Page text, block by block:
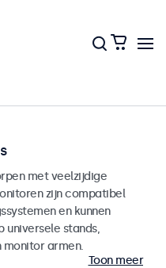
met veelzijdige
zijn compatibel
en kunnen
universele stands,
monitor armen.
Toon meer